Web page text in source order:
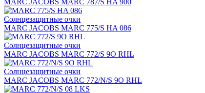
MARC JACOBS MARC 787/S HA 900
Солнцезащитные очки
MARC JACOBS MARC 775/S HA 086
Солнцезащитные очки
MARC JACOBS MARC 772/S 9O RHL
Солнцезащитные очки
MARC JACOBS MARC 772/N/S 9O RHL